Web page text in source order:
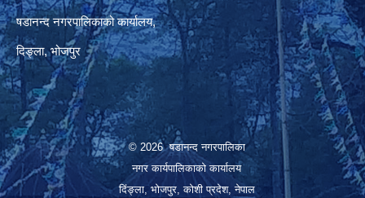
षडानन्द नगरपालिकाको कार्यालय,
दिङ्ला, भोजपुर
© 2026 षडानन्द नगरपालिका
नगर कार्यपालिकाको कार्यालय
दिंङ्ला, भोजपुर, कोशी प्रदेश, नेपाल